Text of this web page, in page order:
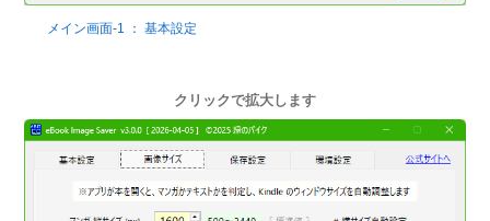
メイン画面-1 ： 基本設定
クリックで拡大します